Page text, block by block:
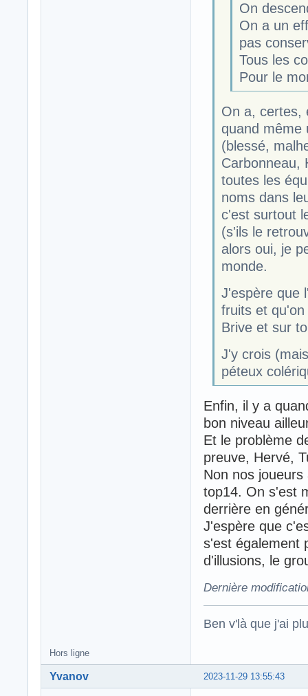
On
On a un
pas
Tous les
Pour le
On a, certes,
quand même
(blessé,
Carbonneau,
toutes les
noms dans
c'est surtout
(s'ils le
alors oui, je
monde.
J'espère que
fruits et
Brive et sur
J'y crois
péteux
Enfin, il y a
bon niveau
Et le problème
preuve, Hervé,
Non nos
top14. On s'est
derrière en
J'espère que
s'est également
d'illusions, le
Dernière
Ben v'là que j'ai
Hors ligne
2023-11-29 13:55:43
Yvanov